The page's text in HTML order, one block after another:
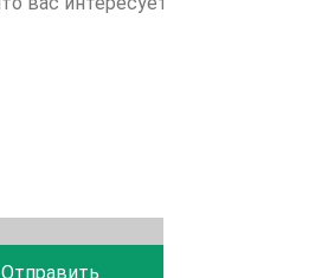
Отправить